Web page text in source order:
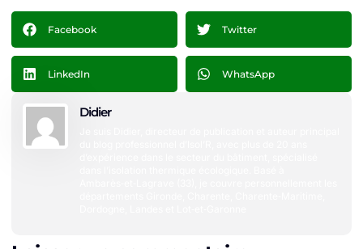
Facebook Twitter
LinkedIn WhatsApp
Didier